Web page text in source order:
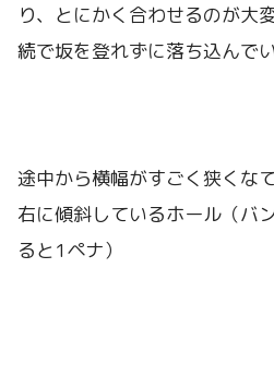
り、とにかく合わせるのが大
続で坂を登れずに落ち込んで
途中から横幅がすごく狭くな
右に傾斜しているホール（バ
ると1ペナ）